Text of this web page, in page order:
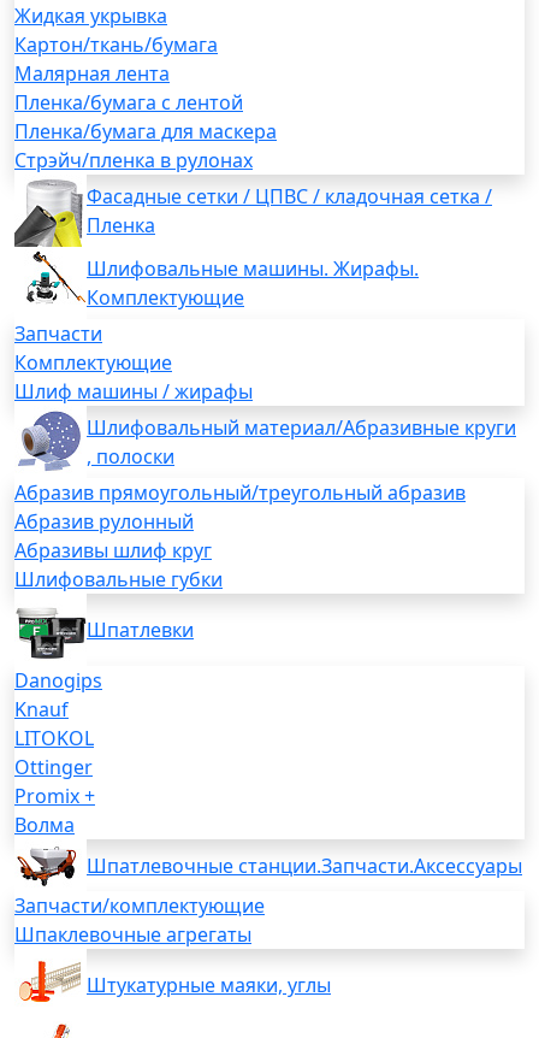
Жидкая укрывка
Картон/ткань/бумага
Малярная лента
Пленка/бумага с лентой
Пленка/бумага для маскера
Стрэйч/пленка в рулонах
Фасадные сетки / ЦПВС / кладочная сетка /
Пленка
Шлифовальные машины. Жирафы.
Комплектующие
Запчасти
Комплектующие
Шлиф машины / жирафы
Шлифовальный материал/Абразивные круги
, полоски
Абразив прямоугольный/треугольный абразив
Абразив рулонный
Абразивы шлиф круг
Шлифовальные губки
Шпатлевки
Danogips
Knauf
LITOKOL
Ottinger
Promix +
Волма
Шпатлевочные станции.Запчасти.Аксессуары
Запчасти/комплектующие
Шпаклевочные агрегаты
Штукатурные маяки, углы